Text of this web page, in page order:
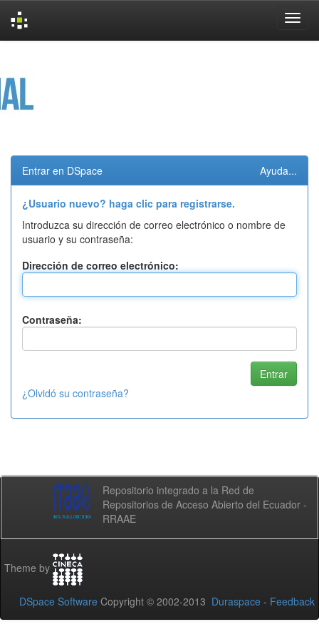
Entrar en DSpace Ayuda...
¿Usuario nuevo? haga clic para registrarse.
Introduzca su dirección de correo electrónico o nombre de
usuario y su contraseña:
Dirección de correo electrónico:
Contraseña:
¿Olvidó su contraseña?
Repositorio integrado a la Red de
Repositorios de Acceso Abierto del Ecuador -
RRAAE
Theme by
DSpace Software Copyright © 2002-2013 Duraspace - Feedback